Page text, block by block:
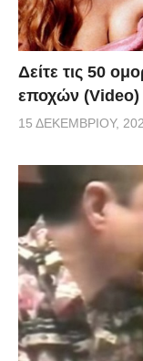
Δείτε τις 50
εποχών (Video)
15 ΔΕΚΕΜΒΡΊΟΥ,